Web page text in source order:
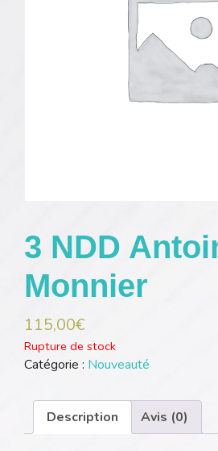
3 NDD
Monnier
115,00€
Rupture de stock
Catégorie : Nouveauté
Description Avis (0)